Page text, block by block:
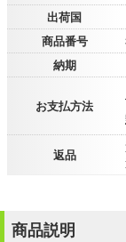
出荷国
商品番号
納期
お支払方法
返品
商品説明